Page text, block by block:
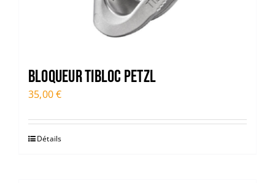
Bloqueur TIBLOC PETZL
35,00€
Détails